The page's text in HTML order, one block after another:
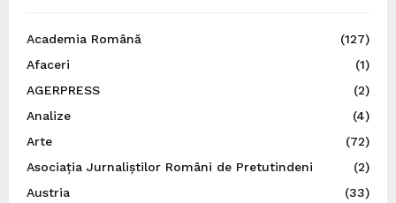
Academia Română
(127)
Afaceri
(1)
AGERPRESS
(2)
Analize
(4)
Arte
(72)
Asociația Jurnaliștilor Români de Pretutindeni
(2)
Austria
(33)